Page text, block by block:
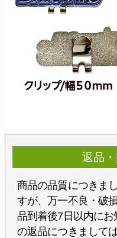
返品
商品の品質につきま
すが、万一不良・破
品到着後7日以内に
の返品につきまして